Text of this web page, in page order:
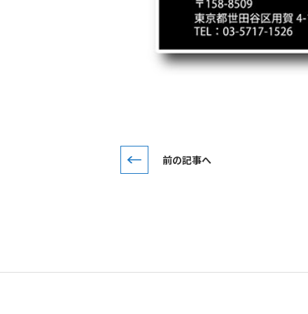
前の記事へ